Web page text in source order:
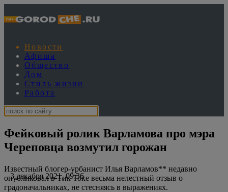
Новости
Афиша
Общество
Дом
Стиль жизни
Работа
Фейковый ролик Варламова про мэра
Череповца возмутил горожан
3 декабря 2021, 09:36
Известный блогер-урбанист Илья Варламов** недавно
опубликовал в Тик Токе весьма нелестный отзыв о
градоначальниках, не стесняясь в выражениях.